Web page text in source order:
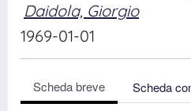
Daidola, Giorgio
1969-01-01
Scheda breve Scheda